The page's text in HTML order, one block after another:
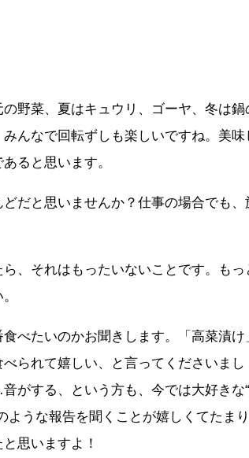
野菜、夏はキュウリ、ゴーヤ、冬は鍋
んなで回転ずしも楽しいですね。美味
ると思います。
だと思いませんか？仕事の場合でも、
、それはもったいないことです。もっ
べたいのかお聞きします。「高菜漬け
られて嬉しい、と言ってくださいまし
がする、という方も、今では大好きな
ような報告を聞くことが嬉しくてたま
思いますよ！